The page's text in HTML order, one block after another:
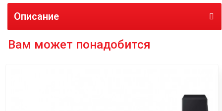
Описание
Вам может понадобится